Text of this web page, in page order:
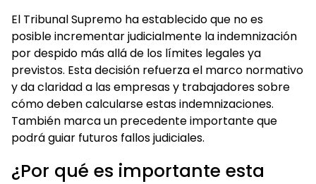
El Tribunal Supremo ha establecido que no es
posible incrementar judicialmente la indemnización
por despido más allá de los límites legales ya
previstos. Esta decisión refuerza el marco normativo
y da claridad a las empresas y trabajadores sobre
cómo deben calcularse estas indemnizaciones.
También marca un precedente importante que
podrá guiar futuros fallos judiciales.
¿Por qué es importante esta